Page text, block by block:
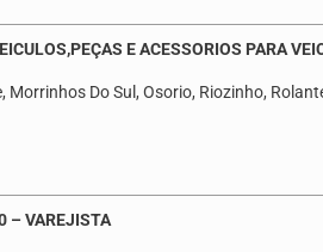
E ACESSORIOS PARA
Do Sul, Osorio, Riozinho,
– VAREJISTA